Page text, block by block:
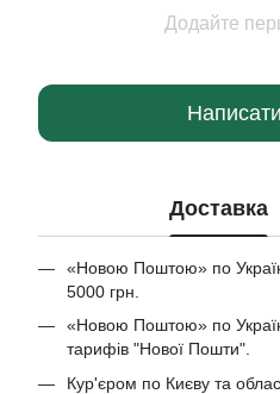
Додайте
Доставка
«Новою Поштою» по
5000 грн.
«Новою Поштою» по
тарифів "Нової Пошти".
Кур'єром по Києву та